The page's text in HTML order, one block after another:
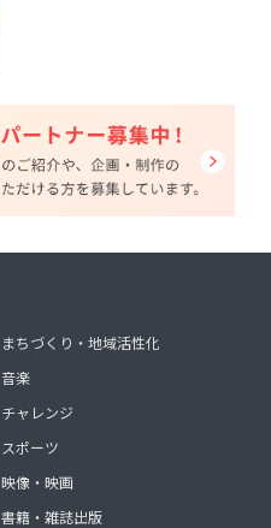
まちづくり・地域活性化
音楽
チャレンジ
スポーツ
映像・映画
書籍・雑誌出版